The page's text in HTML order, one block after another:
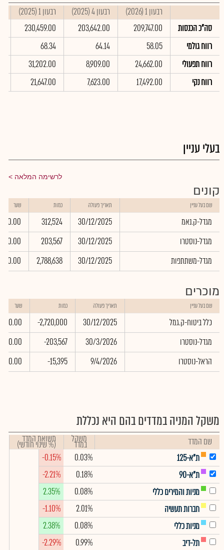
רבעון 1 (2026) רבעון 4 (2025) רבעון 1 (2025)
סה"כ הכנסות
209,747.00
203,642.00
230,459.00
רווח גולמי
58.05
64.14
68.34
רווח תפעולי
24,662.00
8,909.00
31,202.00
רווח נקי
17,492.00
7,623.00
21,647.00
בעלי עניין
לרשימה המלאה
קונים
שם בעל עניין תאריך פעולה כמות שער
מגדל-ק.נאמ 30/12/2025
312,524
0.00
מגדל-נוסטרו
30/12/2025
203,567
0.00
מגדל-משתתפות
30/12/2025
2,788,638
0.00
מוכרים
שם בעל עניין תאריך פעולה כמות שער
כלל ביטוח-ק.גמל 30/12/2025
-2,720,000
0.00
מגדל-נוסטרו
30/3/2026
-203,567
0.00
הראל-נוסטרו
9/4/2026
-15,395
0.00
משקל המניה במדדים בהם היא נכללת
שם המדד משקל
במדד תשואת המדד
(% שינוי חודשי)
ת"א-125
0.03%
-0.15%
ת"א-90
0.18%
-2.21%
מניות והמירים כללי
0.08%
2.35%
חברות תעשיה
2.01%
-1.10%
מניות כללי
0.08%
2.38%
תל-דיב
0.99%
-2.29%